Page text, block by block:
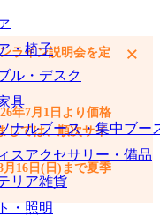
・椅子
ル・デスク
具
ナルブース・集中ブー
スアクセサリー・備品
リア雑貨
・照明
に追加できます
ライン説明会を定
年7月1日より価格
しては、順次サイ
月16日(日)まで夏季
×